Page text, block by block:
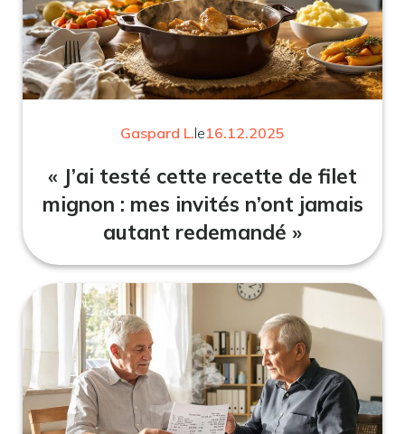
Gaspard L.le16.12.2025
« J’ai testé cette recette de filet
mignon : mes invités n’ont jamais
autant redemandé »